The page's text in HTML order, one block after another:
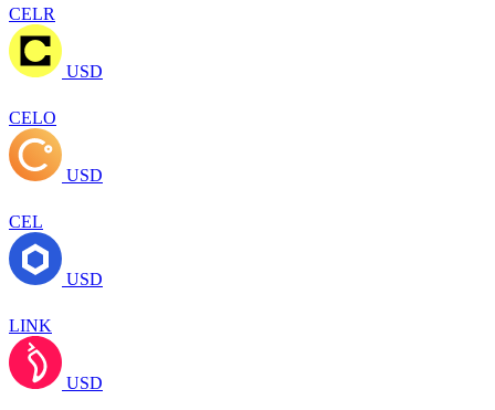
CELR
USD
CELO
USD
CEL
USD
LINK
USD